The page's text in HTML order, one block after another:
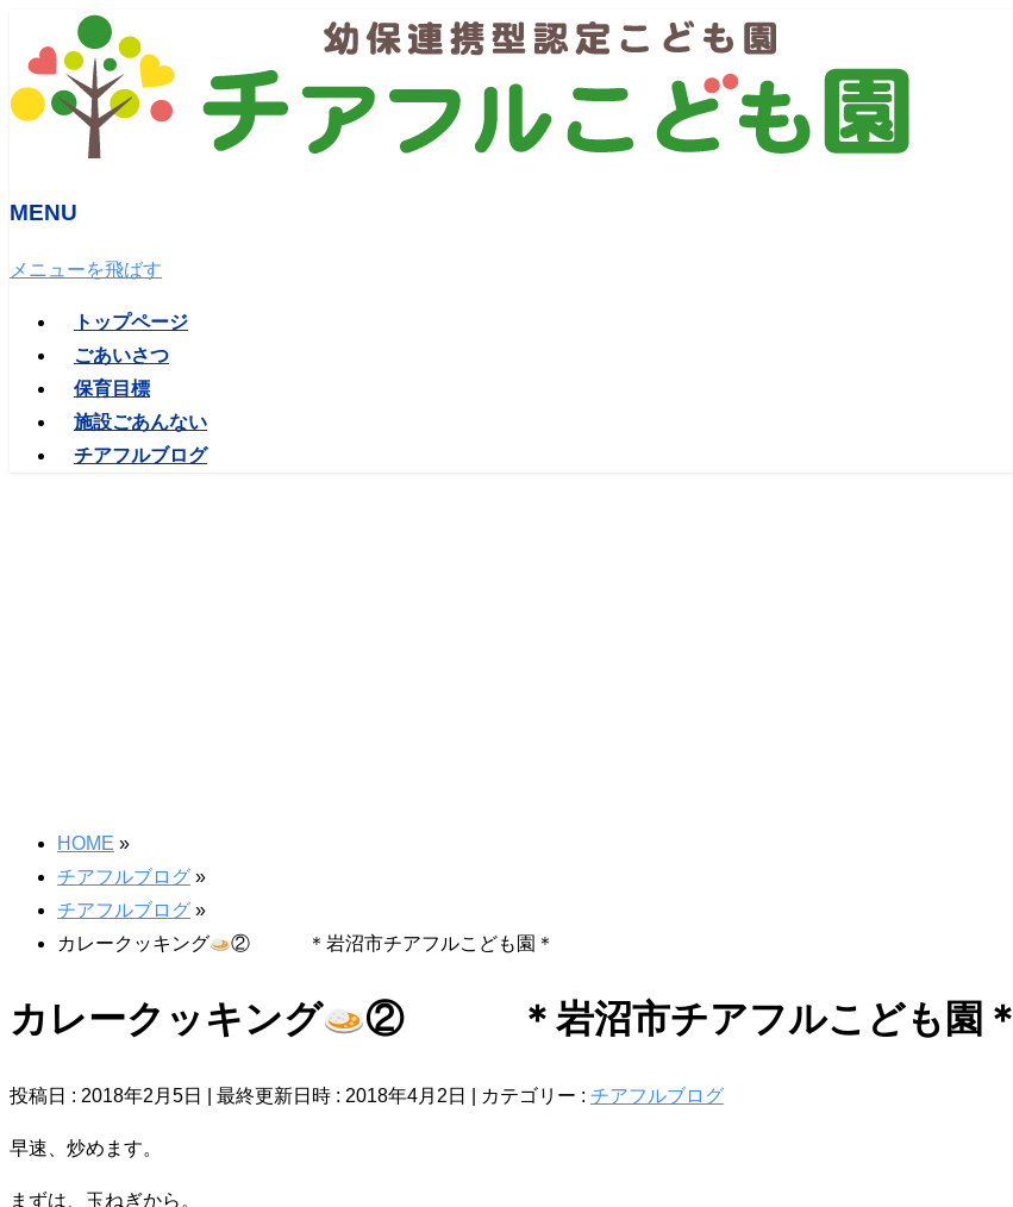
MENU
メニューを飛ばす
トップページ
ごあいさつ
保育目標
施設ごあんない
チアフルブログ
HOME »
チアフルブログ »
チアフルブログ »
カレークッキング
② ＊岩沼市チアフルこども園＊
カレークッキング ② ＊岩沼市チアフルこども園＊
投稿日 : 2018年2月5日 最終更新日時 : 2018年4月2日 カテゴリー : チアフルブログ
早速、炒めます。
まずは、玉ねぎから。